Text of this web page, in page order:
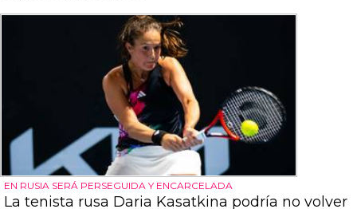
EN RUSIA SERÁ PERSEGUIDA Y ENCARCELADA
La tenista rusa Daria Kasatkina podría no volver